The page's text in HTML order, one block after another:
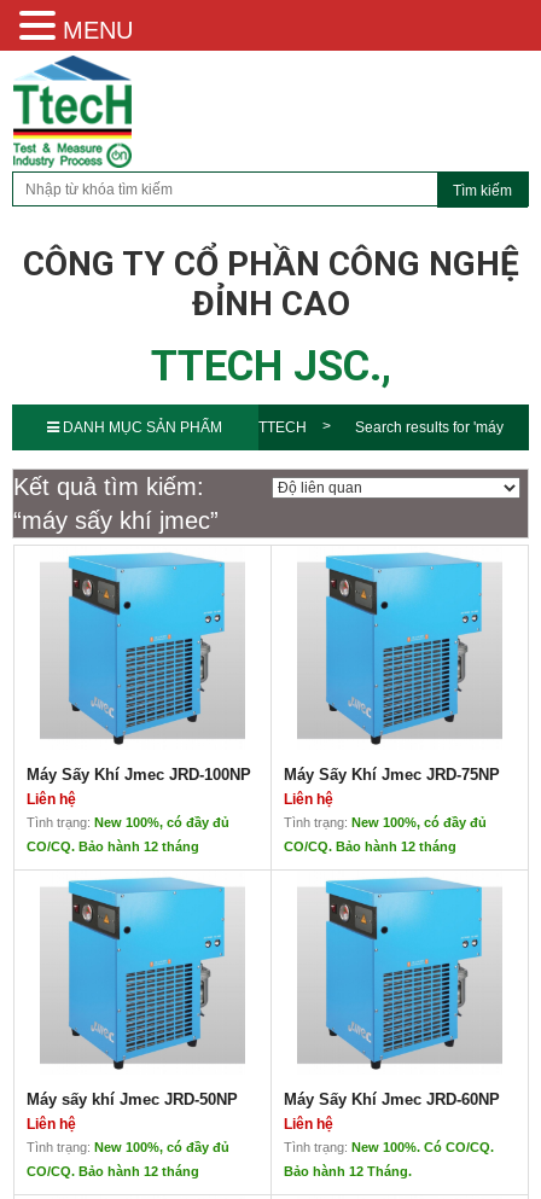
CÔNG TY CỔ PHẦN CÔNG NGHỆ
ĐỈNH CAO
TTECH JSC.,
DANH MỤC SẢN PHẨM TTECH Search results for 'máy
sấy khí jmec'
Kết quả tìm kiếm:
“máy sấy khí jmec”
Máy Sấy Khí Jmec JRD-100NP
Liên hệ
Tình trạng: New 100%, có đầy đủ
CO/CQ. Bảo hành 12 tháng
Máy Sấy Khí Jmec JRD-100NP
Liên hệ
Xuất xứ: Đài Loan
Máy Sấy Khí Jmec JRD-75NP
Liên hệ
Tình trạng: New 100%, có đầy đủ
CO/CQ. Bảo hành 12 tháng
Máy Sấy Khí Jmec JRD-75NP
Liên hệ
Xuất xứ: Taiwan
Máy sấy khí Jmec JRD-50NP
Liên hệ
Tình trạng: New 100%, có đầy đủ
CO/CQ. Bảo hành 12 tháng
Máy Sấy Khí Jmec JRD-60NP
Liên hệ
Tình trạng: New 100%. Có CO/CQ.
Bảo hành 12 Tháng.
MENU